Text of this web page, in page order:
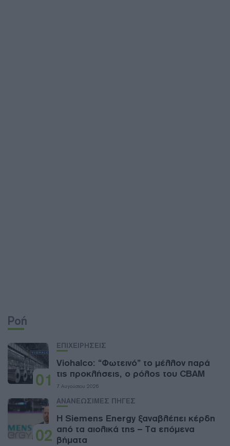
Ροή
01
ΕΠΙΧΕΙΡΗΣΕΙΣ
Viohalco: “Φωτεινό” το μέλλον παρά
τις προκλήσεις, ο ρόλος του CBAM
7 Αυγούστου 2026
02
ΑΝΑΝΕΩΣΙΜΕΣ ΠΗΓΕΣ
Η Siemens Energy ξαναβλέπει κέρδη
από τα αιολικά της – Τα επόμενα
βήματα